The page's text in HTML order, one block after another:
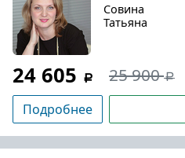
Совина
Татьяна
24 605 25 900
Подробнее